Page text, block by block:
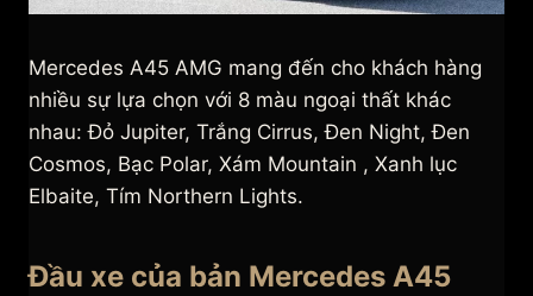
Mercedes A45 AMG mang đến cho khách hàng
nhiều sự lựa chọn với 8 màu ngoại thất khác
nhau: Đỏ Jupiter, Trắng Cirrus, Đen Night, Đen
Cosmos, Bạc Polar, Xám Mountain , Xanh lục
Elbaite, Tím Northern Lights.
Đầu xe của bản Mercedes A45